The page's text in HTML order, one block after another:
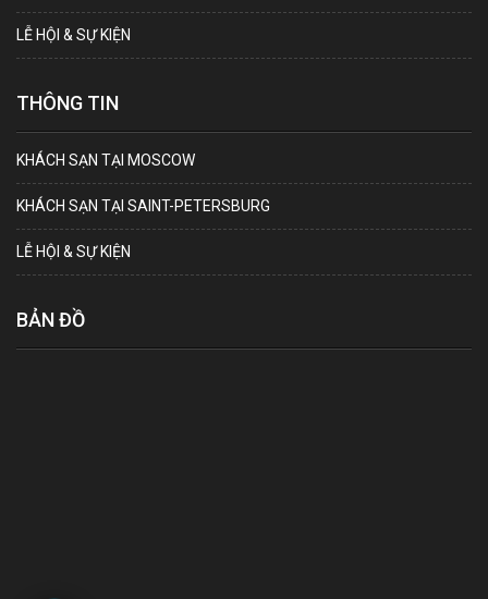
LỄ HỘI & SỰ KIỆN
THÔNG TIN
KHÁCH SẠN TẠI MOSCOW
KHÁCH SẠN TẠI SAINT-PETERSBURG
LỄ HỘI & SỰ KIỆN
BẢN ĐỒ